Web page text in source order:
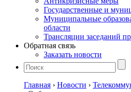
Государственные и
Муниципальные
области
Трансляции заседаний
Обратная связь
Заказать новости
Главная › Новости ›